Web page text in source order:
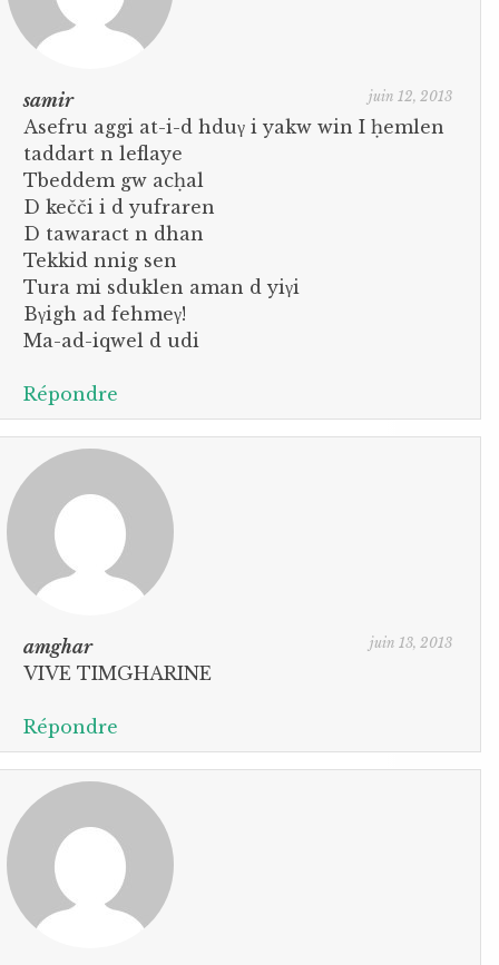
samir juin 12, 2013
Asefru aggi at-i-d hduγ i yakw win I ḥemlen
taddart n leflaye
Tbeddem gw acḥal
D kečči i d yufraren
D tawaract n dhan
Tekkid nnig sen
Tura mi sduklen aman d yiγi
Bγigh ad fehmeγ!
Ma-ad-iqwel d udi
Répondre
amghar juin 13, 2013
VIVE TIMGHARINE
Répondre